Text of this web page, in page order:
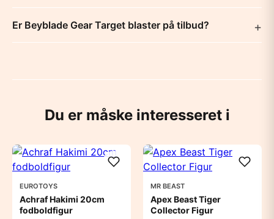
Er Beyblade Gear Target blaster på tilbud?
Du er måske interesseret i
EUROTOYS
Achraf Hakimi 20cm
fodboldfigur
MR BEAST
Apex Beast Tiger
Collector Figur